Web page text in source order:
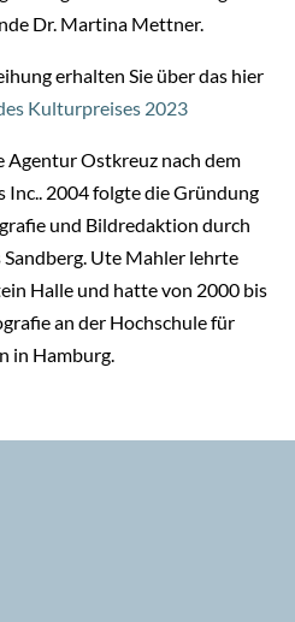
Dr. Martina Mettner.
erhalten Sie über das hier
Kulturpreises 2023
Agentur Ostkreuz nach dem
2004 folgte die Gründung
und Bildredaktion durch
Ute Mahler lehrte
Halle und hatte von 2000 bis
an der Hochschule für
in Hamburg.